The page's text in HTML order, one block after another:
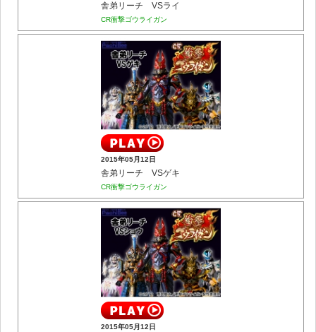
舎弟リーチ VSライ
CR衝撃ゴウライガン
2015年05月12日
舎弟リーチ VSゲキ
CR衝撃ゴウライガン
2015年05月12日